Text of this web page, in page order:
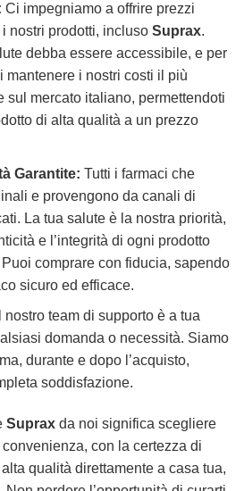
Ci impegniamo a offrire prezzi
nostri prodotti, incluso Suprax.
debba essere accessibile, e per
mantenere i nostri costi il più
sul mercato italiano, permettendoti
di alta qualità a un prezzo
Garantite: Tutti i farmaci che
e provengono da canali di
La tua salute è la nostra priorità,
e l’integrità di ogni prodotto
comprare con fiducia, sapendo
sicuro ed efficace.
nostro team di supporto è a tua
domanda o necessità. Siamo
durante e dopo l’acquisto,
soddisfazione.
Suprax da noi significa scegliere
con la certezza di
qualità direttamente a casa tua,